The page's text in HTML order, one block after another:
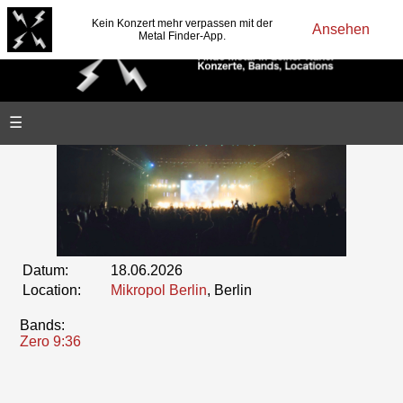
Kein Konzert mehr verpassen mit der
Metal Finder-App.
Ansehen
☰
Datum:
18.06.2026
Location:
Mikropol Berlin, Berlin
Bands:
Zero 9:36